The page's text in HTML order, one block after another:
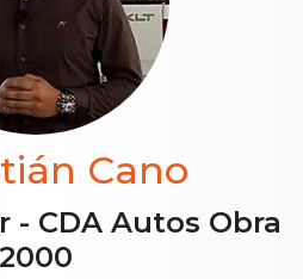
Cano
CDA Autos Obra
2000